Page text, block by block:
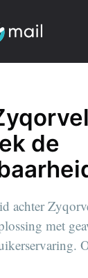
de
achter
met